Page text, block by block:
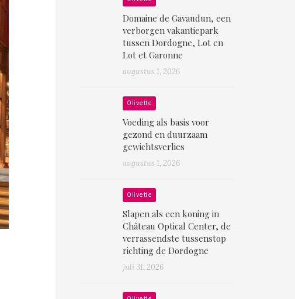
Domaine de Gavaudun, een
verborgen vakantiepark
tussen Dordogne, Lot en
Lot et Garonne
augustus 1, 2026
Olivette
Voeding als basis voor
gezond en duurzaam
gewichtsverlies
augustus 1, 2026
Olivette
Slapen als een koning in
Château Optical Center, de
verrassendste tussenstop
richting de Dordogne
juli 31, 2026